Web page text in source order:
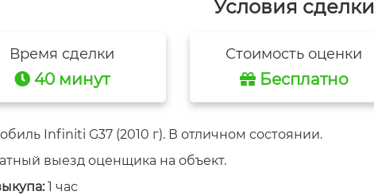
Условия сделки
Время сделки
40 минут
Стоимость оценки
Бесплатно
Infiniti G37 (2010 г). В отличном состоянии.
выезд оценщика на объект.
1 час